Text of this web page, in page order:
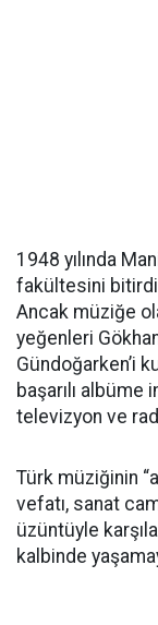
1948 yılında
fakültesini
Ancak müziğe
yeğenleri
Gündoğarken’i
başarılı albüme
televizyon ve
Türk müziğinin
vefatı, sanat
üzüntüyle
kalbinde